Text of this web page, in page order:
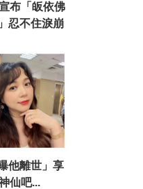
布「皈依佛
忍不住淚崩
他離世」享
仙吧...